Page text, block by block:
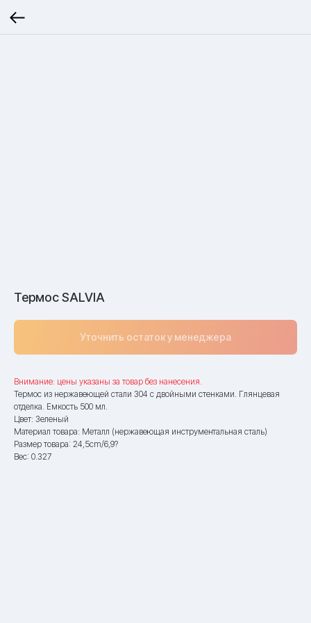
Термос SALVIA
Уточнить остаток у менеджера
Внимание: цены указаны за товар без нанесения.
Термос из нержавеющей стали 304 с двойными стенками. Глянцевая
отделка. Емкость 500 мл.
Цвет: Зеленый
Материал товара: Металл (нержавеющая инструментальная сталь)
Размер товара: 24,5cm/6,9?
Вес: 0.327